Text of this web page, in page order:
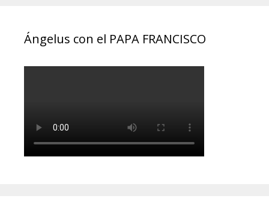
Ángelus con el PAPA FRANCISCO